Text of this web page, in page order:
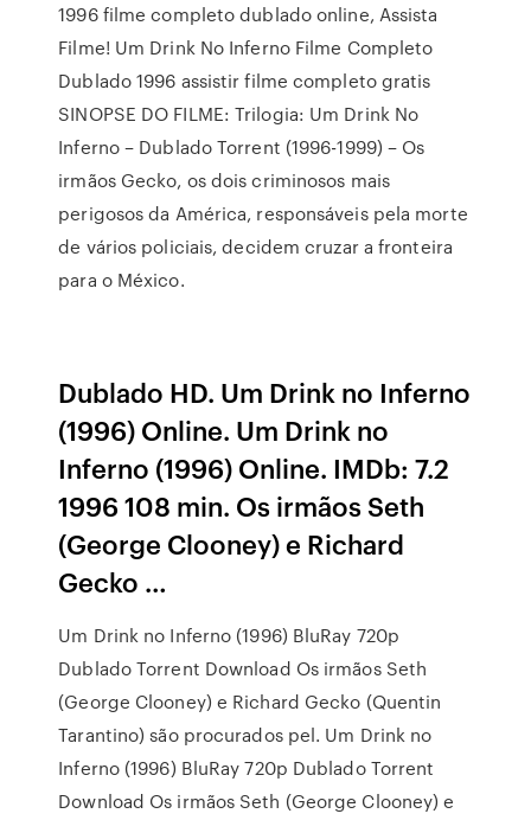
1996 filme completo dublado online, Assista
Filme! Um Drink No Inferno Filme Completo
Dublado 1996 assistir filme completo gratis
SINOPSE DO FILME: Trilogia: Um Drink No
Inferno – Dublado Torrent (1996-1999) – Os
irmãos Gecko, os dois criminosos mais
perigosos da América, responsáveis pela morte
de vários policiais, decidem cruzar a fronteira
para o México.
Dublado HD. Um Drink no Inferno
(1996) Online. Um Drink no
Inferno (1996) Online. IMDb: 7.2
1996 108 min. Os irmãos Seth
(George Clooney) e Richard
Gecko …
Um Drink no Inferno (1996) BluRay 720p
Dublado Torrent Download Os irmãos Seth
(George Clooney) e Richard Gecko (Quentin
Tarantino) são procurados pel. Um Drink no
Inferno (1996) BluRay 720p Dublado Torrent
Download Os irmãos Seth (George Clooney) e